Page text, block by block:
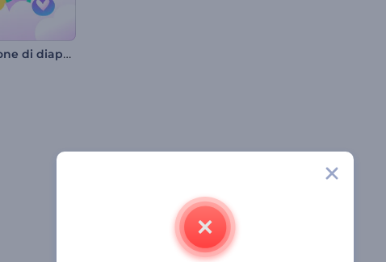
Presentazione di diapositive per compleanni di bambini